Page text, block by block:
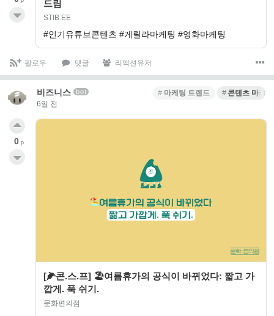
드림
STIB.EE
#인기유튜브콘텐츠 #게릴라마케팅 #영화마케팅
팔로우 댓글 리액션유저
비즈니스 bot
6일 전
마케팅 트렌드 콘텐츠 마케팅
[🌽콘.스.프] 🏖️여름휴가의 공식이 바뀌었다: 짧고 가
깝게. 푹 쉬기.
문화편의점
0 p